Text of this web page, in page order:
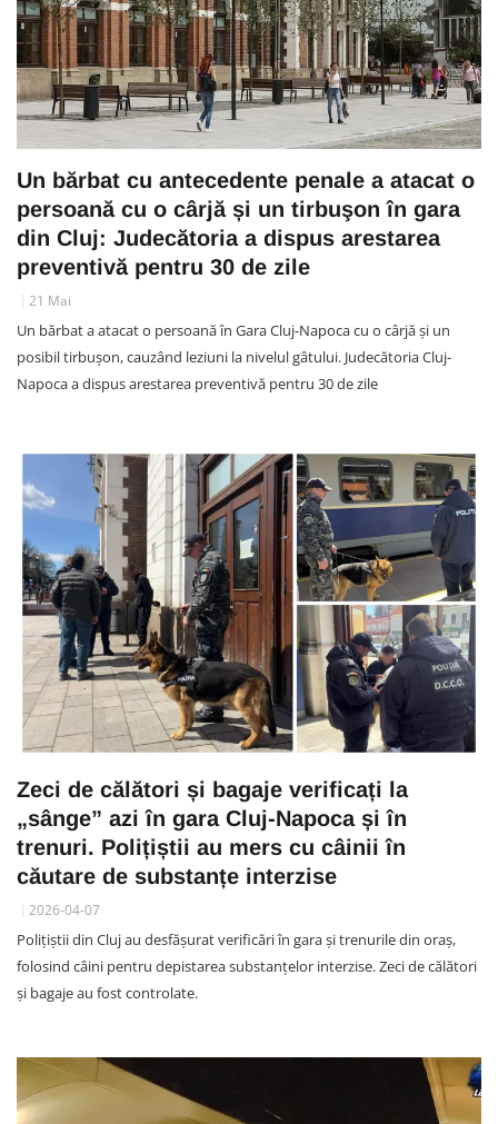
Un bărbat cu antecedente penale a atacat o
persoană cu o cârjă și un tirbuşon în gara
din Cluj: Judecătoria a dispus arestarea
preventivă pentru 30 de zile
21 Mai
Un bărbat a atacat o persoană în Gara Cluj-Napoca cu o cârjă și un
posibil tirbuşon, cauzând leziuni la nivelul gâtului. Judecătoria Cluj-
Napoca a dispus arestarea preventivă pentru 30 de zile
Zeci de călători și bagaje verificați la
„sânge” azi în gara Cluj-Napoca și în
trenuri. Polițiștii au mers cu câinii în
căutare de substanțe interzise
2026-04-07
Polițiștii din Cluj au desfășurat verificări în gara și trenurile din oraș,
folosind câini pentru depistarea substanțelor interzise. Zeci de călători
și bagaje au fost controlate.